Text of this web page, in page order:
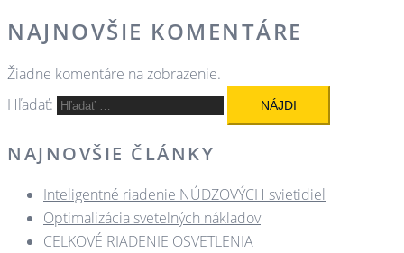
NAJNOVŠIE KOMENTÁRE
Žiadne komentáre na zobrazenie.
Hľadať:
NAJNOVŠIE ČLÁNKY
Inteligentné riadenie NÚDZOVÝCH svietidiel
Optimalizácia svetelných nákladov
CELKOVÉ RIADENIE OSVETLENIA